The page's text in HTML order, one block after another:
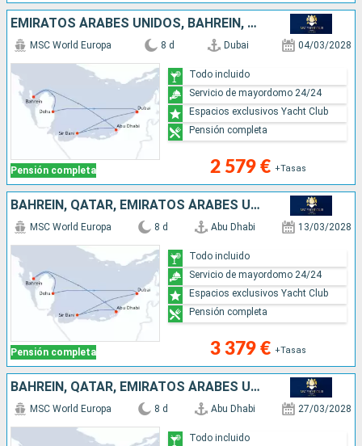
EMIRATOS ÁRABES UNIDOS, BAHREÏN, QATAR
Pensión completa
MSC World Europa 8 d Dubai 04/03/2028
2 579 € +Tasas
Todo incluido
Servicio de mayordomo 24/24
Espacios exclusivos Yacht Club
Pensión completa
BAHREÏN, QATAR, EMIRATOS ÁRABES UNIDOS
Pensión completa
MSC World Europa 8 d Abu Dhabi 13/03/2028
3 379 € +Tasas
Todo incluido
Servicio de mayordomo 24/24
Espacios exclusivos Yacht Club
Pensión completa
BAHREÏN, QATAR, EMIRATOS ÁRABES UNIDOS
MSC World Europa 8 d Abu Dhabi 27/03/2028
Todo incluido